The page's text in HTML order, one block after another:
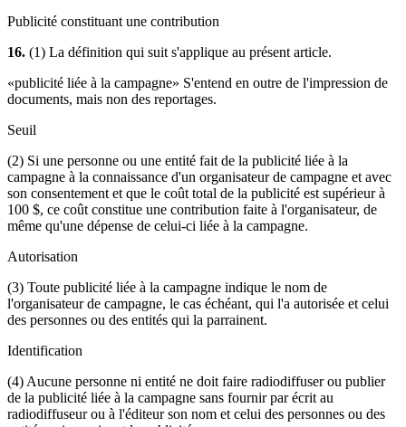
Publicité constituant une contribution
16. (1) La définition qui suit s'applique au présent article.
«publicité liée à la campagne» S'entend en outre de l'impression de
documents, mais non des reportages.
Seuil
(2) Si une personne ou une entité fait de la publicité liée à la
campagne à la connaissance d'un organisateur de campagne et avec
son consentement et que le coût total de la publicité est supérieur à
100 $, ce coût constitue une contribution faite à l'organisateur, de
même qu'une dépense de celui-ci liée à la campagne.
Autorisation
(3) Toute publicité liée à la campagne indique le nom de
l'organisateur de campagne, le cas échéant, qui l'a autorisée et celui
des personnes ou des entités qui la parrainent.
Identification
(4) Aucune personne ni entité ne doit faire radiodiffuser ou publier
de la publicité liée à la campagne sans fournir par écrit au
radiodiffuseur ou à l'éditeur son nom et celui des personnes ou des